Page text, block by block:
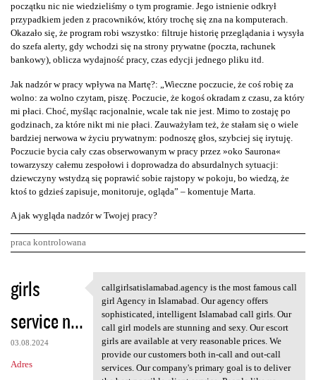
początku nic nie wiedzieliśmy o tym programie. Jego istnienie odkrył
przypadkiem jeden z pracowników, który trochę się zna na komputerach.
Okazało się, że program robi wszystko: filtruje historię przeglądania i wysyła
do szefa alerty, gdy wchodzi się na strony prywatne (poczta, rachunek
bankowy), oblicza wydajność pracy, czas edycji jednego pliku itd.
Jak nadzór w pracy wpływa na Martę?: „Wieczne poczucie, że coś robię za
wolno: za wolno czytam, piszę. Poczucie, że kogoś okradam z czasu, za który
mi płaci. Choć, myśląc racjonalnie, wcale tak nie jest. Mimo to zostaję po
godzinach, za które nikt mi nie płaci. Zauważyłam też, że stałam się o wiele
bardziej nerwowa w życiu prywatnym: podnoszę głos, szybciej się irytuję.
Poczucie bycia cały czas obserwowanym w pracy przez »oko Saurona«
towarzyszy całemu zespołowi i doprowadza do absurdalnych sytuacji:
dziewczyny wstydzą się poprawić sobie rajstopy w pokoju, bo wiedzą, że
ktoś to gdzieś zapisuje, monitoruje, ogląda” – komentuje Marta.
A jak wygląda nadzór w Twojej pracy?
praca kontrolowana
K
o
m
e
n
girls
service n...
03.08.2024
Adres
callgirlsatislamabad.agency
callgirlsatislamabad.agency is the most famous call
girl Agency in Islamabad. Our agency offers
sophisticated, intelligent Islamabad call girls. Our
call girl models are stunning and sexy. Our escort
girls are available at very reasonable prices. We
provide our customers both in-call and out-call
services. Our company's primary goal is to deliver